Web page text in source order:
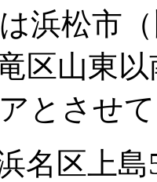
浜松市
区山東
とさせ
名区上